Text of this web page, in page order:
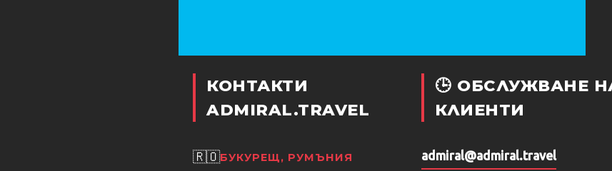
КОНТАКТИ
ADMIRAL.TRAVEL
🇷🇴БУКУРЕЩ, РУМЪНИЯ
🕒 ОБСЛУЖВАНЕ
КЛИЕНТИ
admiral@admiral.travel